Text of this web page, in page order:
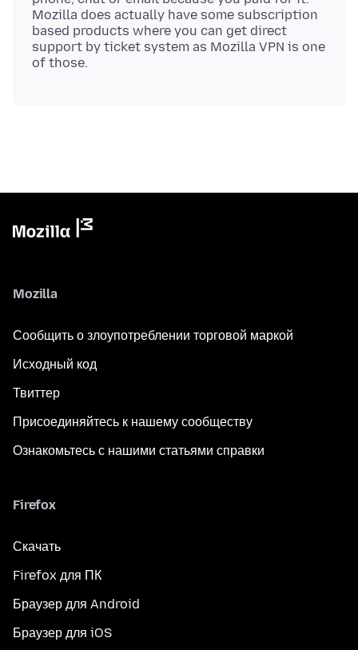
Mozilla does actually have some subscription
based products where you can get direct
support by ticket system as Mozilla VPN is one
Mozilla
Сообщить о злоупотреблении торговой маркой
Исходный код
Твиттер
Присоединяйтесь к нашему сообществу
Ознакомьтесь с нашими статьями справки
Firefox
Скачать
Firefox для ПК
Браузер для Android
Браузер для iOS